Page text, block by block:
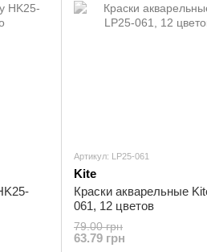
Артикул: LP25-061
Kite
Краски акварельные
061, 12 цветов
79.00 грн
63.79 грн